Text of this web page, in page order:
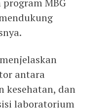
antara
kesehatan, dan
laboratorium